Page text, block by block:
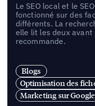
Le SEO local et le
fonctionné sur des
différents. La
elle lit les deux avant
recommande.
Blogs
Optimisation des
Marketing sur Google